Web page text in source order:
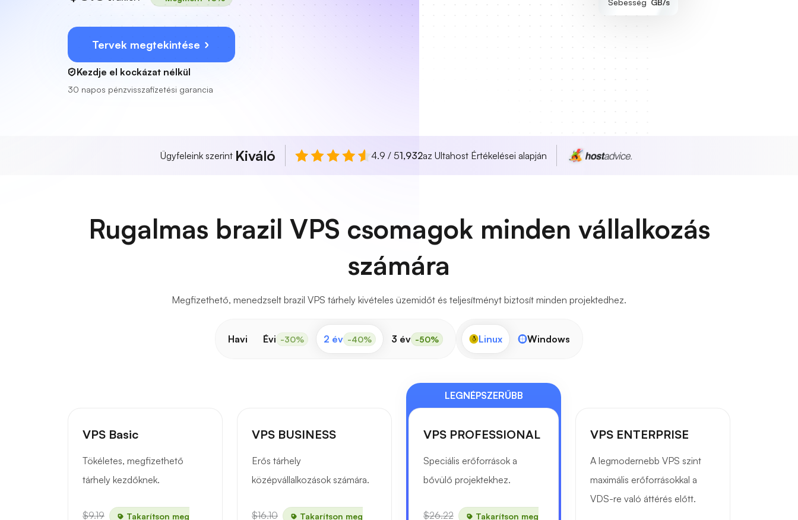
Tervek megtekintése
Kezdje el kockázat nélkül
30 napos pénzvisszafizetési garancia
Sebesség GB/s
Ügyfeleink szerint Kiváló 4.9 / 51,932az Ultahost Értékelései alapján
Rugalmas brazil VPS csomagok minden vállalkozás
számára
Megfizethető, menedzselt brazil VPS tárhely kivételes üzemidőt és teljesítményt biztosít minden projektedhez.
Havi Évi -30% 2 év -40% 3 év -50% Linux Windows
VPS Basic
Tökéletes, megfizethető
tárhely kezdőknek.
$9.19
Takarítson meg
VPS BUSINESS
Erős tárhely
középvállalkozások számára.
$16.10
Takarítson meg
LEGNÉPSZERŰBB
VPS PROFESSIONAL
Speciális erőforrások a
bővülő projektekhez.
$26.22
Takarítson meg
VPS ENTERPRISE
A legmodernebb VPS szint
maximális erőforrásokkal a
VDS-re való áttérés előtt.